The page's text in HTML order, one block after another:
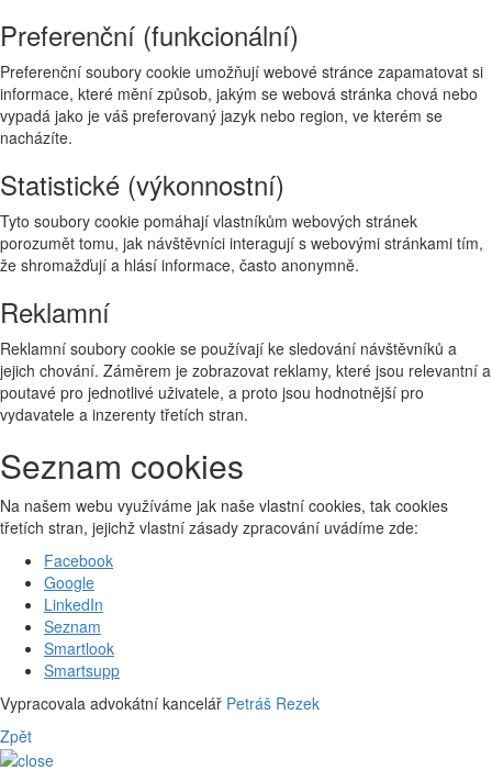
Preferenční (funkcionální)
Preferenční soubory cookie umožňují webové stránce zapamatovat si
informace, které mění způsob, jakým se webová stránka chová nebo
vypadá jako je váš preferovaný jazyk nebo region, ve kterém se
nacházíte.
Statistické (výkonnostní)
Tyto soubory cookie pomáhají vlastníkům webových stránek
porozumět tomu, jak návštěvníci interagují s webovými stránkami tím,
že shromažďují a hlásí informace, často anonymně.
Reklamní
Reklamní soubory cookie se používají ke sledování návštěvníků a
jejich chování. Záměrem je zobrazovat reklamy, které jsou relevantní a
poutavé pro jednotlivé uživatele, a proto jsou hodnotnější pro
vydavatele a inzerenty třetích stran.
Seznam cookies
Na našem webu využíváme jak naše vlastní cookies, tak cookies
třetích stran, jejichž vlastní zásady zpracování uvádíme zde:
Facebook
Google
LinkedIn
Seznam
Smartlook
Smartsupp
Vypracovala advokátní kancelář Petráš Rezek
Zpět